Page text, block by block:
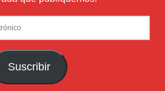
Suscribir